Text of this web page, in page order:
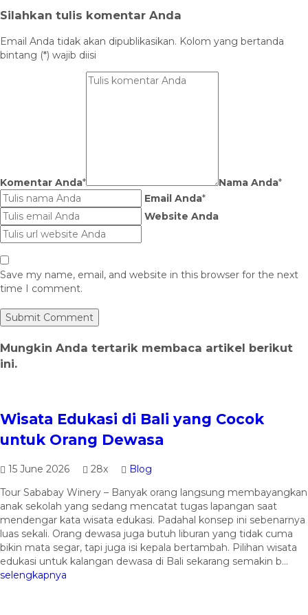
Silahkan tulis komentar Anda
Email Anda tidak akan dipublikasikan. Kolom yang bertanda
bintang (*) wajib diisi
Komentar Anda* Nama Anda*
Email Anda*
Website Anda
Save my name, email, and website in this browser for the next
time I comment.
Mungkin Anda tertarik membaca artikel berikut
ini.
Wisata Edukasi di Bali yang Cocok
untuk Orang Dewasa
15 June 2026 28x
Blog
Tour Sababay Winery – Banyak orang langsung membayangkan
anak sekolah yang sedang mencatat tugas lapangan saat
mendengar kata wisata edukasi. Padahal konsep ini sebenarnya
luas sekali. Orang dewasa juga butuh liburan yang tidak cuma
bikin mata segar, tapi juga isi kepala bertambah. Pilihan wisata
edukasi untuk kalangan dewasa di Bali sekarang semakin b...
selengkapnya